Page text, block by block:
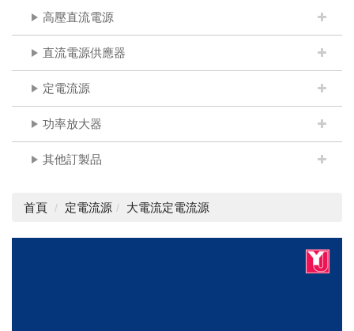
高壓直流電源
直流電源供應器
定電流源
功率放大器
其他訂製品
首頁 定電流源 大電流定電流源